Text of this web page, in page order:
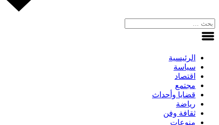
الرئيسية
سياسة
اقتصاد
مجتمع
قضايا وأحداث
رياضة
ثقافة وفن
منوعات